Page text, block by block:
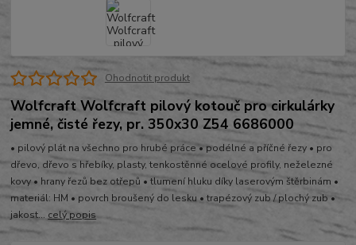
Ohodnotit produkt
Wolfcraft Wolfcraft pilový kotouč pro cirkulárky
jemné, čisté řezy, pr. 350x30 Z54 6686000
• pilový plát na všechno pro hrubé práce • podélné a příčné řezy • pro
dřevo, dřevo s hřebíky, plasty, tenkostěnné ocelové profily, neželezné
kovy • hrany řezů bez otřepů • tlumení hluku díky laserovým štěrbinám •
materiál: HM • povrch broušený do lesku • trapézový zub / plochý zub •
jakost... celý popis